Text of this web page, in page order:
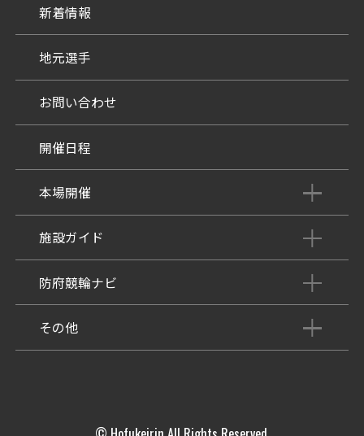
新着情報
地元選手
お問い合わせ
開催日程
本場開催
開催展望記事
パンフレット
出場予定選手
出走表
イベント＆ファンサービス
施設ガイド
施設紹介
有料席
KEIRINパーク
アクセス
防府競輪ナビ
車券の購入方法
その他